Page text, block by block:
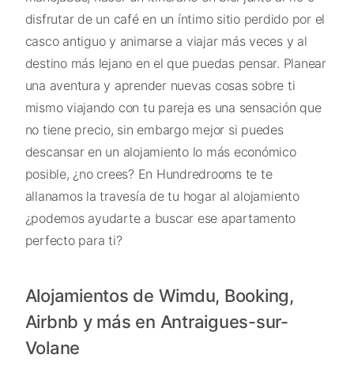
disfrutar de un café en un íntimo sitio perdido por el
casco antiguo y animarse a viajar más veces y al
destino más lejano en el que puedas pensar. Planear
una aventura y aprender nuevas cosas sobre ti
mismo viajando con tu pareja es una sensación que
no tiene precio, sin embargo mejor si puedes
descansar en un alojamiento lo más económico
posible, ¿no crees? En Hundredrooms te te
allanamos la travesía de tu hogar al alojamiento
¿podemos ayudarte a buscar ese apartamento
perfecto para ti?
Alojamientos de Wimdu, Booking,
Airbnb y más en Antraigues-sur-
Volane